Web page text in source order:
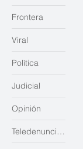
Judicial
Opinión
Teledenuncias
Frontera
Viral
Política